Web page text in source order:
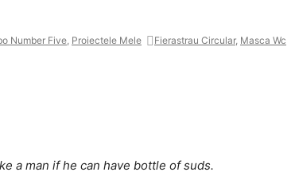
Number Five, Proiectele Mele Fierastrau Circular, Masca Wc
a man if he can have bottle of suds.